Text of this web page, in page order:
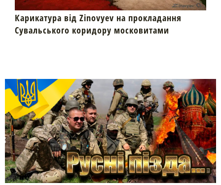
Карикатура від Zinovyev на прокладання
Сувальського коридору московитами